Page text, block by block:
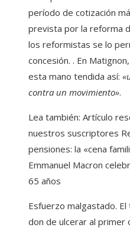
período de cotización
prevista por la reforma
los reformistas se lo
concesión. . En
esta mano tendida así:
contra un movimiento».
Lea también: Artículo
nuestros suscriptores
pensiones: la «cena
Emmanuel Macron
65 años
Esfuerzo malgastado.
don de ulcerar al primer